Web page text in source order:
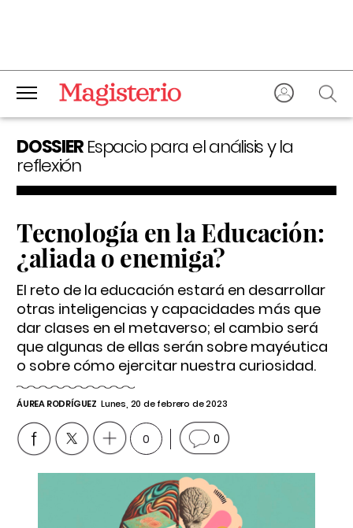
DOSSIEREspacio para el análisis y la
reflexión
Tecnología en la Educación:
¿aliada o enemiga?
El reto de la educación estará en desarrollar
otras inteligencias y capacidades más que
dar clases en el metaverso; el cambio será
que algunas de ellas serán sobre mayéutica
o sobre cómo ejercitar nuestra curiosidad.
ÁUREA RODRÍGUEZ Lunes, 20 de febrero de 2023
0 0